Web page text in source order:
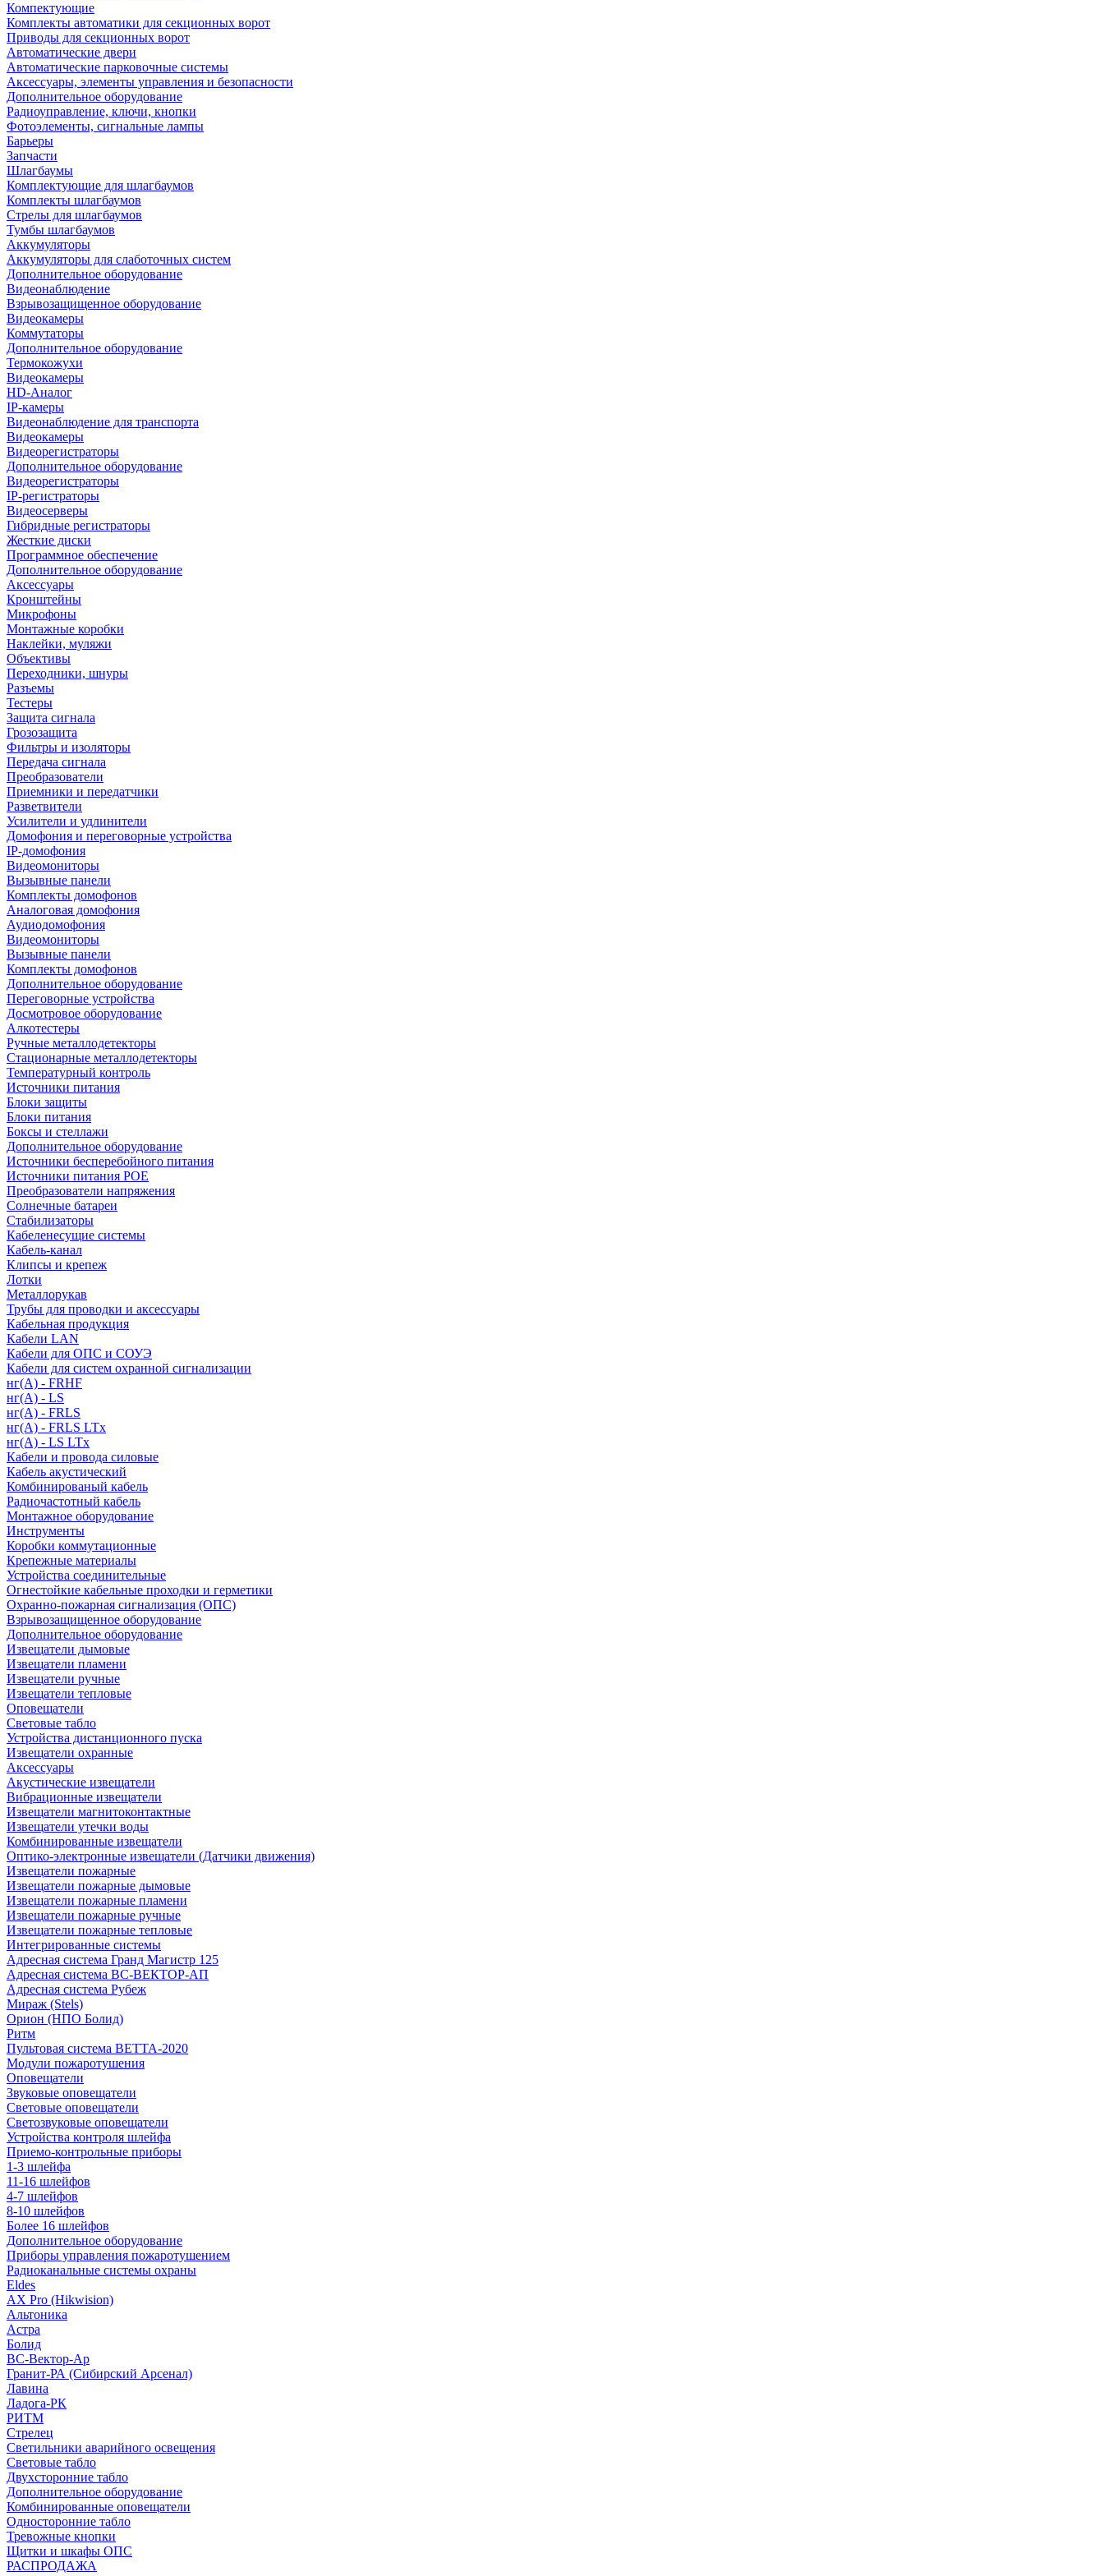
Компектующие
Комплекты автоматики для секционных ворот
Приводы для секционных ворот
Автоматические двери
Автоматические парковочные системы
Аксессуары, элементы управления и безопасности
Дополнительное оборудование
Радиоуправление, ключи, кнопки
Фотоэлементы, сигнальные лампы
Барьеры
Запчасти
Шлагбаумы
Комплектующие для шлагбаумов
Комплекты шлагбаумов
Стрелы для шлагбаумов
Тумбы шлагбаумов
Аккумуляторы
Аккумуляторы для слаботочных систем
Дополнительное оборудование
Видеонаблюдение
Взрывозащищенное оборудование
Видеокамеры
Коммутаторы
Дополнительное оборудование
Термокожухи
Видеокамеры
HD-Аналог
IP-камеры
Видеонаблюдение для транспорта
Видеокамеры
Видеорегистраторы
Дополнительное оборудование
Видеорегистраторы
IP-регистраторы
Видеосерверы
Гибридные регистраторы
Жесткие диски
Программное обеспечение
Дополнительное оборудование
Аксессуары
Кронштейны
Микрофоны
Монтажные коробки
Наклейки, муляжи
Объективы
Переходники, шнуры
Разъемы
Тестеры
Защита сигнала
Грозозащита
Фильтры и изоляторы
Передача сигнала
Преобразователи
Приемники и передатчики
Разветвители
Усилители и удлинители
Домофония и переговорные устройства
IP-домофония
Видеомониторы
Вызывные панели
Комплекты домофонов
Аналоговая домофония
Аудиодомофония
Видеомониторы
Вызывные панели
Комплекты домофонов
Дополнительное оборудование
Переговорные устройства
Досмотровое оборудование
Алкотестеры
Ручные металлодетекторы
Стационарные металлодетекторы
Температурный контроль
Источники питания
Блоки защиты
Блоки питания
Боксы и стеллажи
Дополнительное оборудование
Источники бесперебойного питания
Источники питания POE
Преобразователи напряжения
Солнечные батареи
Стабилизаторы
Кабеленесущие системы
Кабель-канал
Клипсы и крепеж
Лотки
Металлорукав
Трубы для проводки и аксессуары
Кабельная продукция
Кабели LAN
Кабели для ОПС и СОУЭ
Кабели для систем охранной сигнализации
нг(A) - FRHF
нг(A) - LS
нг(А) - FRLS
нг(А) - FRLS LTx
нг(А) - LS LTx
Кабели и провода силовые
Кабель акустический
Комбинированый кабель
Радиочастотный кабель
Монтажное оборудование
Инструменты
Коробки коммутационные
Крепежные материалы
Устройства соединительные
Огнестойкие кабельные проходки и герметики
Охранно-пожарная сигнализация (ОПС)
Взрывозащищенное оборудование
Дополнительное оборудование
Извещатели дымовые
Извещатели пламени
Извещатели ручные
Извещатели тепловые
Оповещатели
Световые табло
Устройства дистанционного пуска
Извещатели охранные
Аксессуары
Акустические извещатели
Вибрационные извещатели
Извещатели магнитоконтактные
Извещатели утечки воды
Комбинированные извещатели
Оптико-электронные извещатели (Датчики движения)
Извещатели пожарные
Извещатели пожарные дымовые
Извещатели пожарные пламени
Извещатели пожарные ручные
Извещатели пожарные тепловые
Интегрированные системы
Адресная система Гранд Магистр 125
Адресная система ВС-ВЕКТОР-АП
Адресная система Рубеж
Мираж (Stels)
Орион (НПО Болид)
Ритм
Пультовая система ВЕТТА-2020
Модули пожаротушения
Оповещатели
Звуковые оповещатели
Световые оповещатели
Светозвуковые оповещатели
Устройства контроля шлейфа
Приемо-контрольные приборы
1-3 шлейфа
11-16 шлейфов
4-7 шлейфов
8-10 шлейфов
Более 16 шлейфов
Дополнительное оборудование
Приборы управления пожаротушением
Радиоканальные системы охраны
Eldes
AX Pro (Hikwision)
Альтоника
Астра
Болид
ВС-Вектор-Ар
Гранит-РА (Сибирский Арсенал)
Лавина
Ладога-РК
РИТМ
Стрелец
Светильники аварийного освещения
Световые табло
Двухсторонние табло
Дополнительное оборудование
Комбинированные оповещатели
Односторонние табло
Тревожные кнопки
Щитки и шкафы ОПС
РАСПРОДАЖА